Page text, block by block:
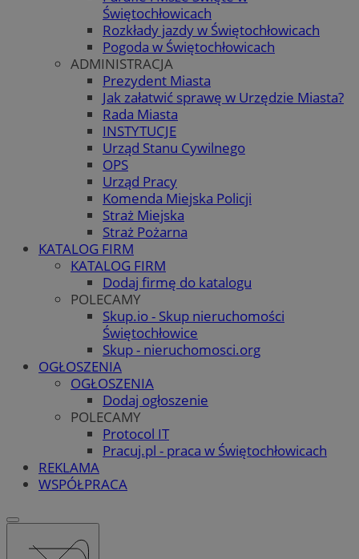
Świętochłowicach
Rozkłady jazdy w Świętochłowicach
Pogoda w Świętochłowicach
ADMINISTRACJA
Prezydent Miasta
Jak załatwić sprawę w Urzędzie Miasta?
Rada Miasta
INSTYTUCJE
Urząd Stanu Cywilnego
OPS
Urząd Pracy
Komenda Miejska Policji
Straż Miejska
Straż Pożarna
KATALOG FIRM
KATALOG FIRM
Dodaj firmę do katalogu
POLECAMY
Skup.io - Skup nieruchomości
Świętochłowice
Skup - nieruchomosci.org
OGŁOSZENIA
OGŁOSZENIA
Dodaj ogłoszenie
POLECAMY
Protocol IT
Pracuj.pl - praca w Świętochłowicach
REKLAMA
WSPÓŁPRACA